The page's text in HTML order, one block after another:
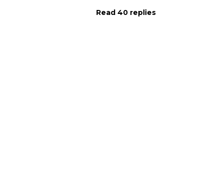
Read 40 replies